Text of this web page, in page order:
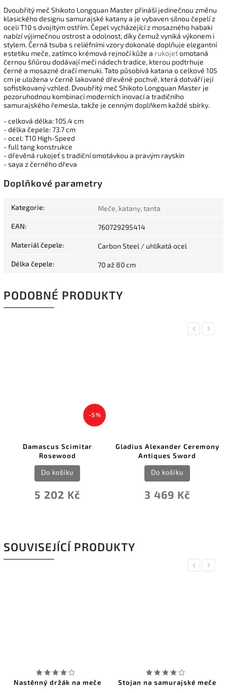
Dvoubřitý meč Shikoto Longquan Master přináší jedinečnou změnu
klasického designu samurajské katany a je vybaven silnou čepelí z
oceli T10 s dvojitým ostřím. Čepel vycházející z mosazného habaki
nabízí výjimečnou ostrost a odolnost, díky čemuž vyniká výkonem i
stylem. Černá tsuba s reliéfními vzory dokonale doplňuje elegantní
estetiku meče, zatímco krémová rejnočí kůže a rukojeťomotaná
černou šňůrou dodávají meči nádech tradice, kterou podtrhuje
černé a mosazné dračí menuki. Tato působivá katana o celkové 105
cm je uložena v černě lakované dřevěné pochvě, která dotváří její
sofistikovaný vzhled. Dvoubřitý meč Shikoto Longquan Master je
pozoruhodnou kombinací moderních inovací a tradičního
samurajského řemesla, takže je cenným doplňkem každé sbírky.
- celková délka: 105.4 cm
- délka čepele: 73.7 cm
- ocel: T10 High-Speed
- full tang konstrukce
- dřevěná rukojeť s tradiční omotávkou a pravým rayskin
- saya z černého dřeva
Doplňkové parametry
Kategorie: Meče, katany, tanta
EAN: 760729295414
Materiál čepele: Carbon Steel / uhlíkatá ocel
Délka čepele: 70 až 80 cm
PODOBNÉ PRODUKTY
Previous
–5 %
Damascus Scimitar
Rosewood
5 202 Kč
Do košíku
Gladius Alexander Ceremony
Antiques Sword
3 469 Kč
Do košíku
Next
SOUVISEJÍCÍ PRODUKTY
Previous
Nastěnný držák na meče Stojan na samurajské meče
Next